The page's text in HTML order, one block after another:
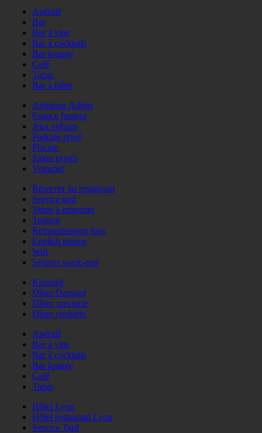
Apéritif
Bar
Bar à vins
Bar à cocktails
Bar lounge
Café
Tapas
Bar à bière
Animaux Admis
Espace fumeur
Jeux enfants
Parking privé
Piscine
Salon privés
Voiturier
Réserver un restaurant
Service tard
Vente à emporter
Traiteur
Retransmission foot
English menus
Wifi
Séjours week-end
Karaoké
Dîner Dansant
Dîner spectacle
Dîner croisière
Apéritif
Bar à vins
Bar à cocktails
Bar lounge
Café
Tapas
Hôtel Lyon
Hôtel restaurant Lyon
Service Tard